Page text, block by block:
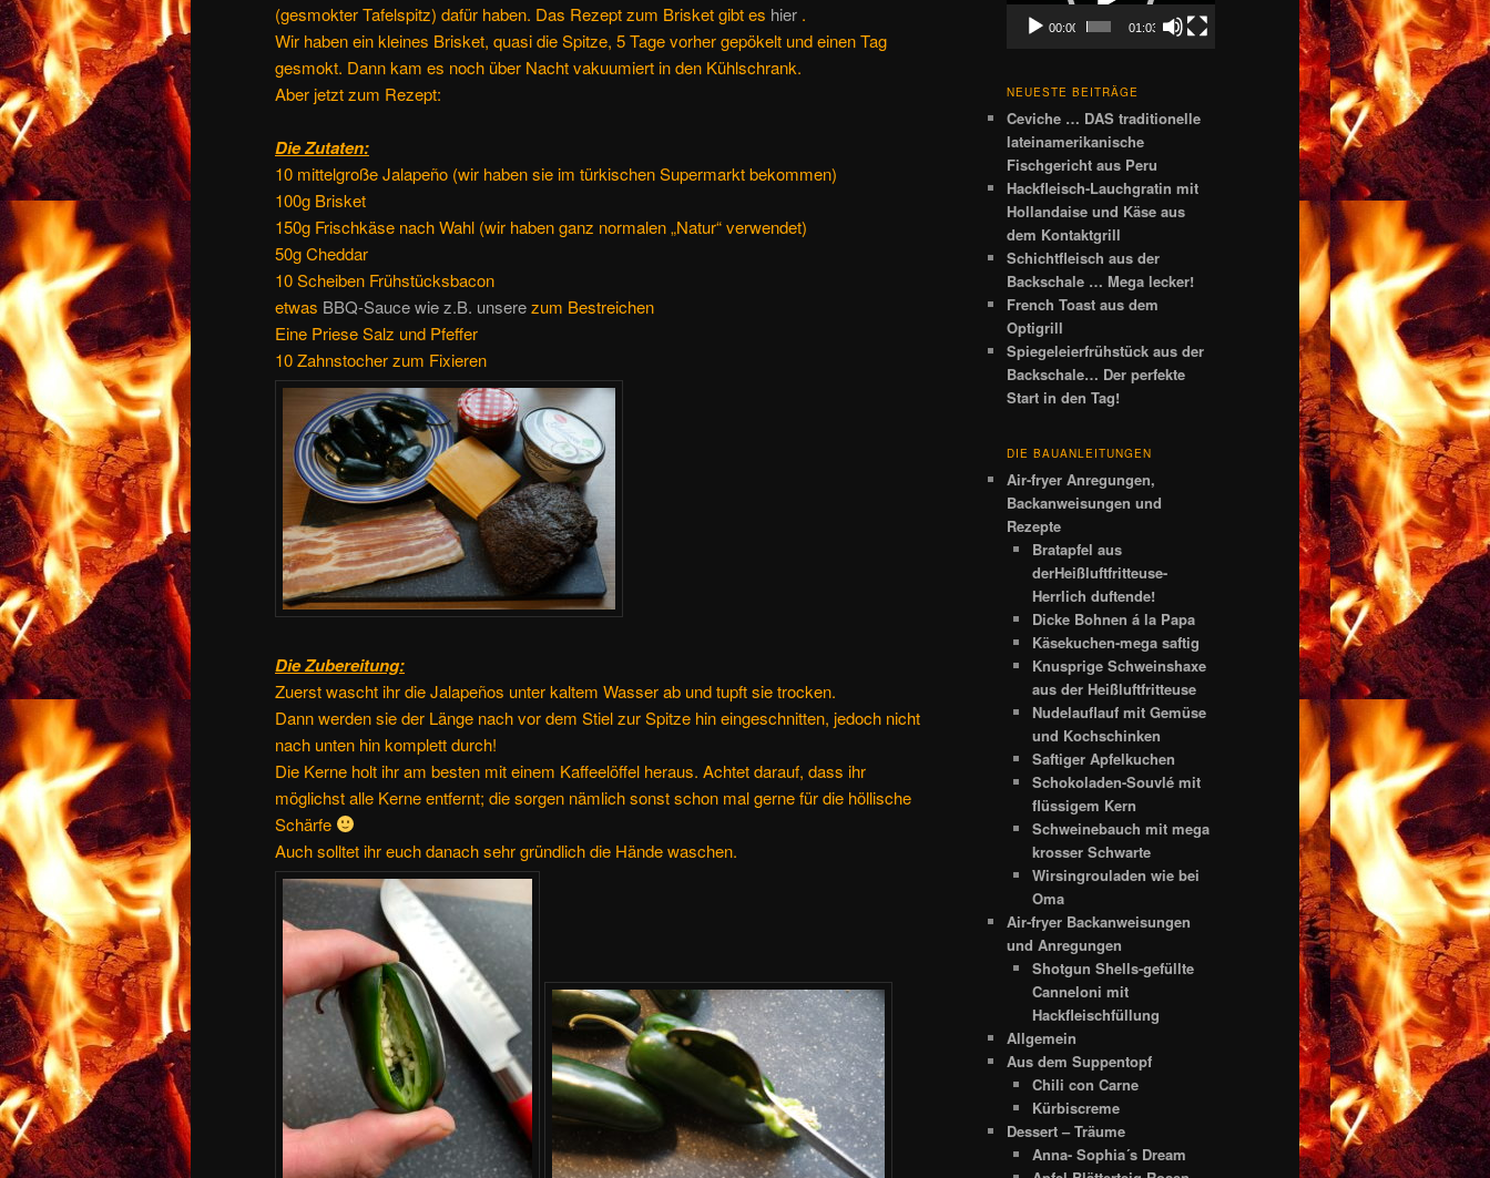
(gesmokter Tafelspitz) dafür haben. Das Rezept zum Brisket gibt es hier .
Wir haben ein kleines Brisket, quasi die Spitze, 5 Tage vorher gepökelt und einen Tag
gesmokt. Dann kam es noch über Nacht vakuumiert in den Kühlschrank.
Aber jetzt zum Rezept:
Die Zutaten:
10 mittelgroße Jalapeño (wir haben sie im türkischen Supermarkt bekommen)
100g Brisket
150g Frischkäse nach Wahl (wir haben ganz normalen „Natur“ verwendet)
50g Cheddar
10 Scheiben Frühstücksbacon
etwas BBQ-Sauce wie z.B. unserezum Bestreichen
Eine Priese Salz und Pfeffer
10 Zahnstocher zum Fixieren
Die Zubereitung:
Zuerst wascht ihr die Jalapeños unter kaltem Wasser ab und tupft sie trocken.
Dann werden sie der Länge nach vor dem Stiel zur Spitze hin eingeschnitten, jedoch nicht
nach unten hin komplett durch!
Die Kerne holt ihr am besten mit einem Kaffeelöffel heraus. Achtet darauf, dass ihr
möglichst alle Kerne entfernt; die sorgen nämlich sonst schon mal gerne für die höllische
Schärfe
Auch solltet ihr euch danach sehr gründlich die Hände waschen.
00:00 01:03
NEUESTE BEITRÄGE
Ceviche … DAS traditionelle
lateinamerikanische
Fischgericht aus Peru
Hackfleisch-Lauchgratin mit
Hollandaise und Käse aus
dem Kontaktgrill
Schichtfleisch aus der
Backschale … Mega lecker!
French Toast aus dem
Optigrill
Spiegeleierfrühstück aus der
Backschale… Der perfekte
Start in den Tag!
DIE BAUANLEITUNGEN
Air-fryer Anregungen,
Backanweisungen und
Rezepte
Bratapfel aus
derHeißluftfritteuse-
Herrlich duftende!
Dicke Bohnen á la Papa
Käsekuchen-mega saftig
Knusprige Schweinshaxe
aus der Heißluftfritteuse
Nudelauflauf mit Gemüse
und Kochschinken
Saftiger Apfelkuchen
Schokoladen-Souvlé mit
flüssigem Kern
Schweinebauch mit mega
krosser Schwarte
Wirsingrouladen wie bei
Oma
Air-fryer Backanweisungen
und Anregungen
Shotgun Shells-gefüllte
Canneloni mit
Hackfleischfüllung
Allgemein
Aus dem Suppentopf
Chili con Carne
Kürbiscreme
Dessert – Träume
Anna- Sophia´s Dream